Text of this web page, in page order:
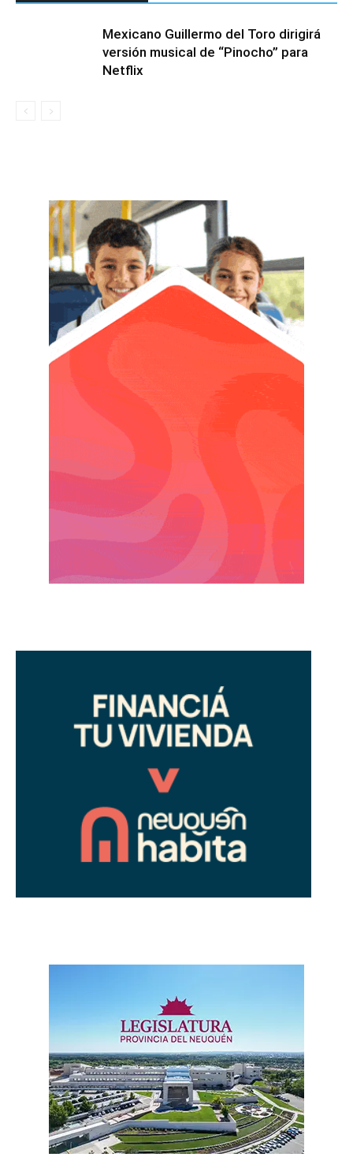
Mexicano Guillermo del Toro dirigirá
versión musical de “Pinocho” para
Netflix